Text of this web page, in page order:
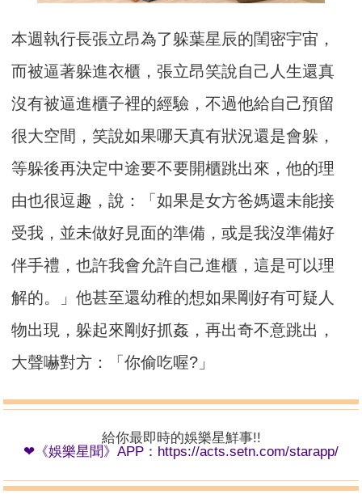
本週執行長張立昂為了躲葉星辰的閨密宇宙，
而被逼著躲進衣櫃，張立昂笑說自己人生還真
沒有被逼進櫃子裡的經驗，不過他給自己預留
很大空間，笑說如果哪天真有狀況還是會躲，
等躲後再決定中途要不要開櫃跳出來，他的理
由也很逗趣，說：「如果是女方爸媽還未能接
受我，並未做好見面的準備，或是我沒準備好
伴手禮，也許我會允許自己進櫃，這是可以理
解的。
」他甚至還幼稚的想如果剛好有可疑人
物出現，躲起來剛好抓姦，再出奇不意跳出，
大聲嚇對方：「你偷吃喔?」
給你最即時的娛樂星鮮事!!
❤《娛樂星聞》APP： https://acts.setn.com/starapp/